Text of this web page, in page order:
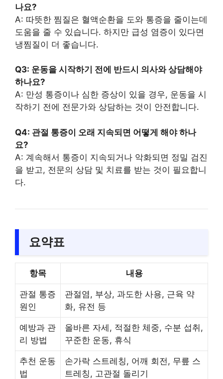
나요?
A: 따뜻한 찜질은 혈액순환을 도와 통증을 줄이는데
도움을 줄 수 있습니다. 하지만 급성 염증이 있다면
냉찜질이 더 좋습니다.
Q3: 운동을 시작하기 전에 반드시 의사와 상담해야
하나요?
A: 만성 통증이나 심한 증상이 있을 경우, 운동을 시
작하기 전에 전문가와 상담하는 것이 안전합니다.
Q4: 관절 통증이 오래 지속되면 어떻게 해야 하나
요?
A: 계속해서 통증이 지속되거나 악화되면 정밀 검진
을 받고, 전문의 상담 및 치료를 받는 것이 필요합니
다.
요약표
항목 내용
관절 통증
원인
관절염, 부상, 과도한 사용, 근육 약
화, 유전 등
예방과 관
리 방법
올바른 자세, 적절한 체중, 수분 섭취,
꾸준한 운동, 휴식
추천 운동
법
손가락 스트레칭, 어깨 회전, 무릎 스
트레칭, 고관절 돌리기